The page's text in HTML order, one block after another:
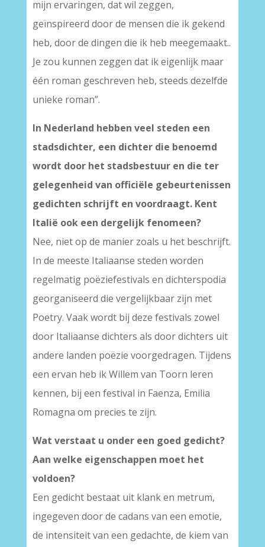
mijn ervaringen, dat wil zeggen,
geïnspireerd door de mensen die ik gekend
heb, door de dingen die ik heb meegemaakt..
Je zou kunnen zeggen dat ik eigenlijk maar
één roman geschreven heb, steeds dezelfde
unieke roman”.
In Nederland hebben veel steden een
stadsdichter, een dichter die benoemd
wordt door het stadsbestuur en die ter
gelegenheid van officiële gebeurtenissen
gedichten schrijft en voordraagt. Kent
Italië ook een dergelijk fenomeen?
Nee, niet op de manier zoals u het beschrijft.
In de meeste Italiaanse steden worden
regelmatig poëziefestivals en dichterspodia
georganiseerd die vergelijkbaar zijn met
Poetry. Vaak wordt bij deze festivals zowel
door Italiaanse dichters als door dichters uit
andere landen poëzie voorgedragen. Tijdens
een ervan heb ik Willem van Toorn leren
kennen, bij een festival in Faenza, Emilia
Romagna om precies te zijn.
Wat verstaat u onder een goed gedicht?
Aan welke eigenschappen moet het
voldoen?
Een gedicht bestaat uit klank en metrum,
ingegeven door de cadans van een emotie,
de intensiteit van een gedachte, de kiem van